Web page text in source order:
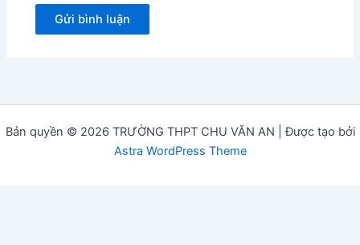
Bản quyền © 2026 TRƯỜNG THPT CHU VĂN AN | Được tạo bởi
Astra WordPress Theme